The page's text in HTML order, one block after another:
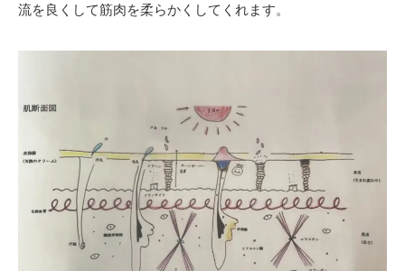
流を良くして筋肉を柔らかくしてくれます。